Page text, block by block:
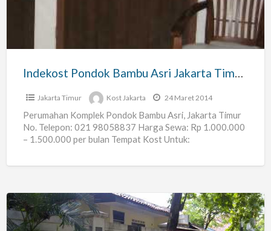
Kost
Indekost Pondok Bambu Asri Jakarta Timur Kost
Jakarta Timur Kost Jakarta 24 Maret 2014
Perumahan Komplek Pondok Bambu Asri, Jakarta Timur
No. Telepon: 021 98058837 Harga Sewa: Rp 1.000.000
– 1.500.000 per bulan Tempat Kost Untuk:
[…]
Kos